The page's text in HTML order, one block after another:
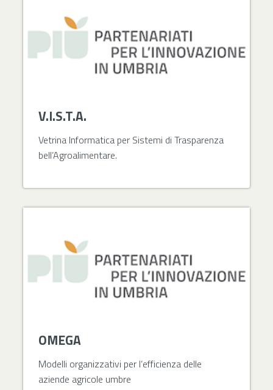
V.I.S.T.A.
Vetrina Informatica per Sistemi di Trasparenza
bell’Agroalimentare.
OMEGA
Modelli organizzativi per l’efficienza delle
aziende agricole umbre